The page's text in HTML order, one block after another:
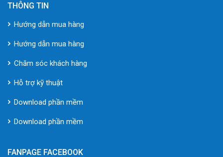
THÔNG TIN
Hướng dẫn mua hàng
Hướng dẫn mua hàng
Chăm sóc khách hàng
Hỗ trợ kỹ thuật
Download phần mềm
Download phần mềm
FANPAGE FACEBOOK